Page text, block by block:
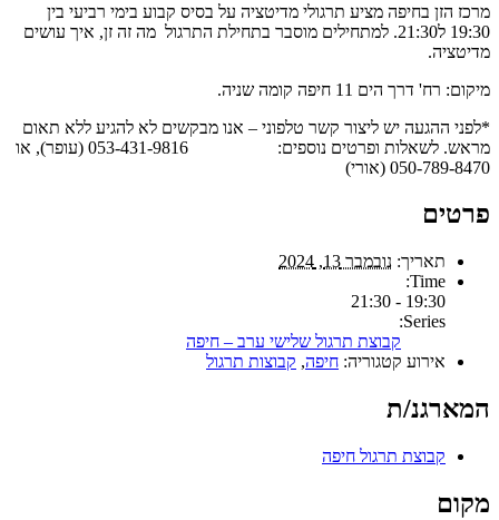
מרכז הזן בחיפה מציע תרגולי מדיטציה על בסיס קבוע בימי רביעי בין
19:30 ל21:30. למתחילים מוסבר בתחילת התרגול מה זה זן, איך עושים
מדיטציה.
מיקום: רח' דרך הים 11 חיפה קומה שניה.
*לפני ההגעה יש ליצור קשר טלפוני – אנו מבקשים לא להגיע ללא תאום
מראש. לשאלות ופרטים נוספים: 053-431-9816 (עופר), או
050-789-8470 (אורי)
פרטים
תאריך: נובמבר 13, 2024
Time:
19:30 - 21:30
Series:
קבוצת תרגול שלישי ערב – חיפה
אירוע קטגוריה: חיפה, קבוצות תרגול
המארגנ/ת
קבוצת תרגול חיפה
מקום